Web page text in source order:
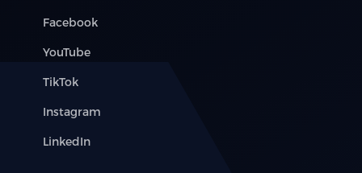
Facebook
YouTube
TikTok
Instagram
LinkedIn